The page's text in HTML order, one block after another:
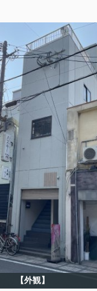
【外観】